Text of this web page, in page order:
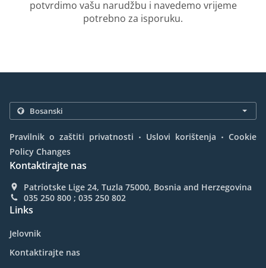
potvrdimo vašu narudžbu i navedemo vrijeme
potrebno za isporuku.
Pravilnik o zaštiti privatnosti . Uslovi korištenja . Cookie
Policy Changes
Kontaktirajte nas
Patriotske Lige 24, Tuzla 75000, Bosnia and Herzegovina
035 250 800 ; 035 250 802
Links
Jelovnik
Kontaktirajte nas